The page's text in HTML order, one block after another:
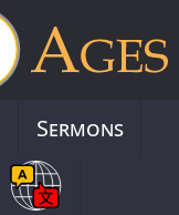
Sermons